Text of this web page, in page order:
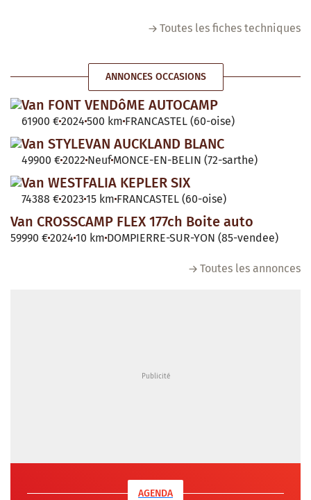
Toutes les fiches techniques
ANNONCES OCCASIONS
Van FONT VENDôME AUTOCAMP
61900 €2024 500 km FRANCASTEL (60-oise)
Van STYLEVAN AUCKLAND BLANC
49900 €2022 Neuf MONCE-EN-BELIN (72-sarthe)
Van WESTFALIA KEPLER SIX
74388 €2023 15 km FRANCASTEL (60-oise)
Van CROSSCAMP FLEX 177ch Boite auto
59990 €2024 10 km DOMPIERRE-SUR-YON (85-vendee)
Toutes les annonces
AGENDA